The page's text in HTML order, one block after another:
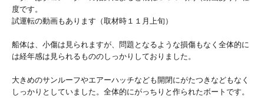
度です。
試運転の動画もあります（取材時１１月上旬）
船体は、小傷は見られますが、問題となるような損傷もなく全体的に
は経年感は見られるもののしっかりしておりました。
大きめのサンルーフやエアーハッチなども開閉にがたつきなどもなく
しっかりとしていました。全体的にがっちりと作られたボートです。